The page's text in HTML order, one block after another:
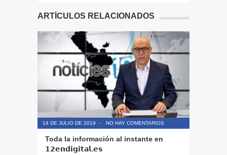
ARTÍCULOS RELACIONADOS
14 DE JULIO DE 2019 - NO HAY COMENTARIOS
Toda la información al instante en
𝟭𝟮𝗲𝗻𝗱𝗶𝗴𝗶𝘁𝗮𝗹.𝗲𝘀